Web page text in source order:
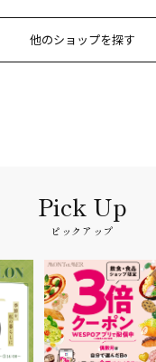
他のショップを探す
ピックアップ